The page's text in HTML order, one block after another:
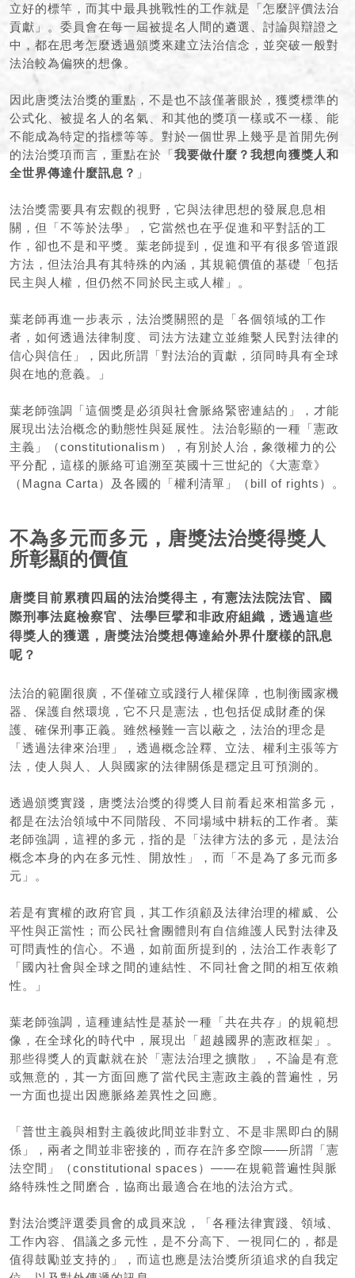
立好的標竿，而其中最具挑戰性的工作就是「怎麼評價法治
貢獻」。委員會在每一屆被提名人間的遴選、討論與辯證之
中，都在思考怎麼透過頒獎來建立法治信念，並突破一般對
法治較為偏狹的想像。
因此唐獎法治獎的重點，不是也不該僅著眼於，獲獎標準的
公式化、被提名人的名氣、和其他的獎項一樣或不一樣、能
不能成為特定的指標等等。對於一個世界上幾乎是首開先例
的法治獎項而言，重點在於「我要做什麼？我想向獲獎人和
全世界傳達什麼訊息？ 」
法治獎需要具有宏觀的視野，它與法律思想的發展息息相
關，但「不等於法學」，它當然也在乎促進和平對話的工
作，卻也不是和平獎。葉老師提到，促進和平有很多管道跟
方法，但法治具有其特殊的內涵，其規範價值的基礎「包括
民主與人權，但仍然不同於民主或人權」。
葉老師再進一步表示，法治獎關照的是「各個領域的工作
者，如何透過法律制度、司法方法建立並維繫人民對法律的
信心與信任」，因此所謂「對法治的貢獻，須同時具有全球
與在地的意義。」
葉老師強調「這個獎是必須與社會脈絡緊密連結的」，才能
展現出法治概念的動態性與延展性。法治彰顯的一種「憲政
主義」（constitutionalism），有別於人治，象徵權力的公
平分配，這樣的脈絡可追溯至英國十三世紀的《大憲章》
（Magna Carta）及各國的「權利清單」（bill of rights）。
不為多元而多元，唐獎法治獎得獎人
所彰顯的價值
唐獎目前累積四屆的法治獎得主，有憲法法院法官、國
際刑事法庭檢察官、法學巨擘和非政府組織，透過這些
得獎人的獲選，唐獎法治獎想傳達給外界什麼樣的訊息
呢？
法治的範圍很廣，不僅確立或踐行人權保障，也制衡國家機
器、保護自然環境，它不只是憲法，也包括促成財產的保
護、確保刑事正義。雖然極難一言以蔽之，法治的理念是
「透過法律來治理」，透過概念詮釋、立法、權利主張等方
法，使人與人、人與國家的法律關係是穩定且可預測的。
透過頒獎實踐，唐獎法治獎的得獎人目前看起來相當多元，
都是在法治領域中不同階段、不同場域中耕耘的工作者。葉
老師強調，這裡的多元，指的是「法律方法的多元，是法治
概念本身的內在多元性、開放性」，而「不是為了多元而多
元」。
若是有實權的政府官員，其工作須顧及法律治理的權威、公
平性與正當性；而公民社會團體則有自信維護人民對法律及
可問責性的信心。不過，如前面所提到的，法治工作表彰了
「國內社會與全球之間的連結性、不同社會之間的相互依賴
性。」
葉老師強調，這種連結性是基於一種「共在共存」的規範想
像，在全球化的時代中，展現出「超越國界的憲政框架」。
那些得獎人的貢獻就在於「憲法治理之擴散」，不論是有意
或無意的，其一方面回應了當代民主憲政主義的普遍性，另
一方面也提出因應脈絡差異性之回應。
「普世主義與相對主義彼此間並非對立、不是非黑即白的關
係」，兩者之間並非密接的，而存在許多空隙——所謂「憲
法空間」（constitutional spaces）——在規範普遍性與脈
絡特殊性之間磨合，協商出最適合在地的法治方式。
對法治獎評選委員會的成員來說，「各種法律實踐、領域、
工作內容、倡議之多元性，是不分高下、一視同仁的，都是
值得鼓勵並支持的」，而這也應是法治獎所須追求的自我定